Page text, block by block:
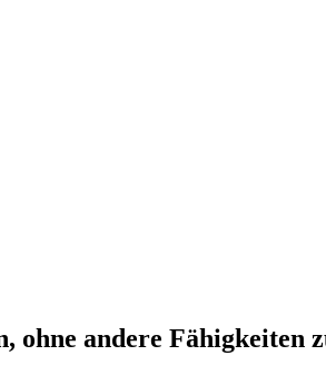
andere Fähigkeiten